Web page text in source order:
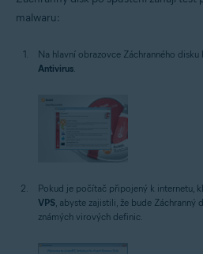
malwaru:
Na hlavní obrazovce Záchranného
Antivirus.
Pokud je počítač připojený k internetu,
VPS , abyste zajistili, že bude
známých virových definic.